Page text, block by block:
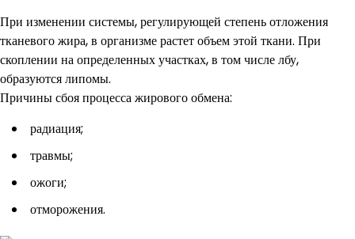
При изменении системы, регулирующей степень отложения
тканевого жира, в организме растет объем этой ткани. При
скоплении на определенных участках, в том числе лбу,
образуются липомы.
Причины сбоя процесса жирового обмена:
радиация;
травмы;
ожоги;
отморожения.